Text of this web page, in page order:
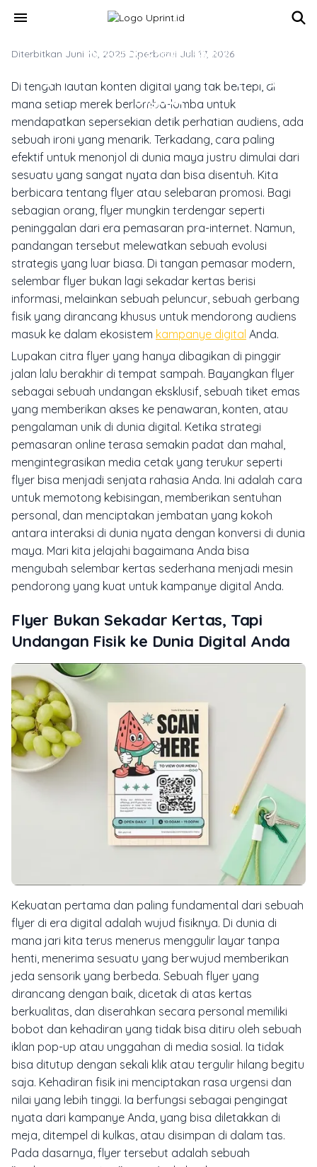
menu
MARKETING & MEDIA PROMOSI
Flyer Promosi Untuk Kampanye
Digital
Diterbitkan Juni 10, 2025 Diperbarui Juli 17, 2026
Di tengah lautan konten digital yang tak bertepi, di
mana setiap merek berlomba-lomba untuk
mendapatkan sepersekian detik perhatian audiens, ada
sebuah ironi yang menarik. Terkadang, cara paling
efektif untuk menonjol di dunia maya justru dimulai dari
sesuatu yang sangat nyata dan bisa disentuh. Kita
berbicara tentang flyer atau selebaran promosi. Bagi
sebagian orang, flyer mungkin terdengar seperti
peninggalan dari era pemasaran pra-internet. Namun,
pandangan tersebut melewatkan sebuah evolusi
strategis yang luar biasa. Di tangan pemasar modern,
selembar flyer bukan lagi sekadar kertas berisi
informasi, melainkan sebuah peluncur, sebuah gerbang
fisik yang dirancang khusus untuk mendorong audiens
masuk ke dalam ekosistem kampanye digital Anda.
Lupakan citra flyer yang hanya dibagikan di pinggir
jalan lalu berakhir di tempat sampah. Bayangkan flyer
sebagai sebuah undangan eksklusif, sebuah tiket emas
yang memberikan akses ke penawaran, konten, atau
pengalaman unik di dunia digital. Ketika strategi
pemasaran online terasa semakin padat dan mahal,
mengintegrasikan media cetak yang terukur seperti
flyer bisa menjadi senjata rahasia Anda. Ini adalah cara
untuk memotong kebisingan, memberikan sentuhan
personal, dan menciptakan jembatan yang kokoh
antara interaksi di dunia nyata dengan konversi di dunia
maya. Mari kita jelajahi bagaimana Anda bisa
mengubah selembar kertas sederhana menjadi mesin
pendorong yang kuat untuk kampanye digital Anda.
Flyer Bukan Sekadar Kertas, Tapi
Undangan Fisik ke Dunia Digital Anda
Kekuatan pertama dan paling fundamental dari sebuah
flyer di era digital adalah wujud fisiknya. Di dunia di
mana jari kita terus menerus menggulir layar tanpa
henti, menerima sesuatu yang berwujud memberikan
jeda sensorik yang berbeda. Sebuah flyer yang
dirancang dengan baik, dicetak di atas kertas
berkualitas, dan diserahkan secara personal memiliki
bobot dan kehadiran yang tidak bisa ditiru oleh sebuah
iklan pop-up atau unggahan di media sosial. Ia tidak
bisa ditutup dengan sekali klik atau tergulir hilang begitu
saja. Kehadiran fisik ini menciptakan rasa urgensi dan
nilai yang lebih tinggi. Ia berfungsi sebagai pengingat
nyata dari kampanye Anda, yang bisa diletakkan di
meja, ditempel di kulkas, atau disimpan di dalam tas.
Pada dasarnya, flyer tersebut adalah sebuah